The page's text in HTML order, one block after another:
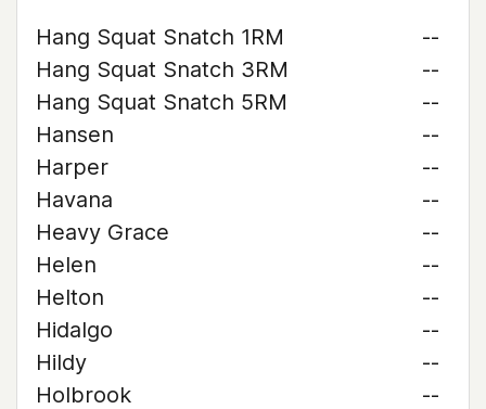
Hang Squat Snatch 1RM
--
Hang Squat Snatch 3RM
--
Hang Squat Snatch 5RM
--
Hansen
--
Harper
--
Havana
--
Heavy Grace
--
Helen
--
Helton
--
Hidalgo
--
Hildy
--
Holbrook
--